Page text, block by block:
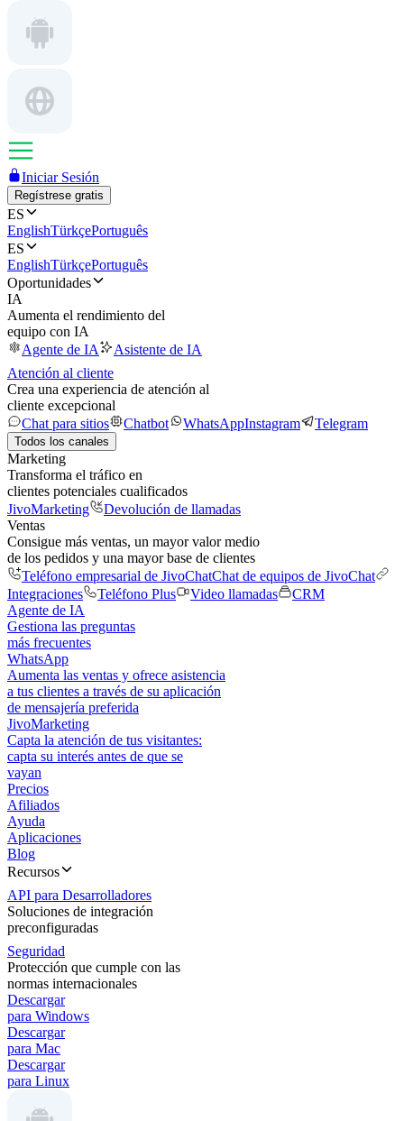
Iniciar Sesión
Regístrese gratis
ES
EnglishTürkçePortuguês
ES
EnglishTürkçePortuguês
Oportunidades
IA
Aumenta el rendimiento del
equipo con IA
Agente de IA
Asistente de IA
Atención al cliente
Crea una experiencia de atención al
cliente excepcional
Chat para sitios
Chatbot WhatsAppInstagram Telegram
Todos los canales
Marketing
Transforma el tráfico en
clientes potenciales cualificados
JivoMarketing
Devolución de llamadas
Ventas
Consigue más ventas, un mayor valor medio
de los pedidos y una mayor base de clientes
Teléfono empresarial de JivoChatChat de equipos de JivoChat
Integraciones
Teléfono Plus Video llamadas
CRM
Agente de IA
Gestiona las preguntas
más frecuentes
WhatsApp
Aumenta las ventas y ofrece asistencia
a tus clientes a través de su aplicación
de mensajería preferida
JivoMarketing
Capta la atención de tus visitantes:
capta su interés antes de que se
vayan
Precios
Afiliados
Ayuda
Aplicaciones
Blog
Recursos
API para Desarrolladores
Soluciones de integración
preconfiguradas
Seguridad
Protección que cumple con las
normas internacionales
Descargar
para Windows
Descargar
para Mac
Descargar
para Linux